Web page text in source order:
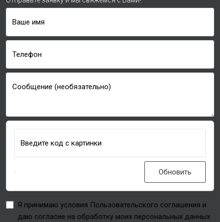
Ваше имя
Телефон
Сообщение (необязательно)
Введите код с картинки
Обновить
Я принимаю условия Пользовательского соглашения и
даю согласие на обработку моих персональных данных